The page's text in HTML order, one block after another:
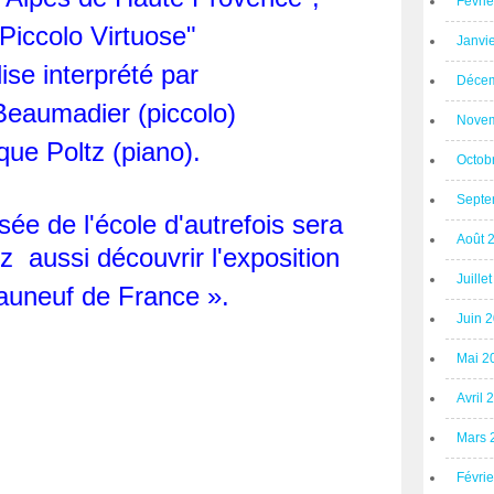
Virtuose"
interprété par
(piccolo)
Poltz (piano).
de l'école d'autrefois sera
aussi découvrir l'exposition
de France ».
Août
Juin
Mai
Avril
Mars